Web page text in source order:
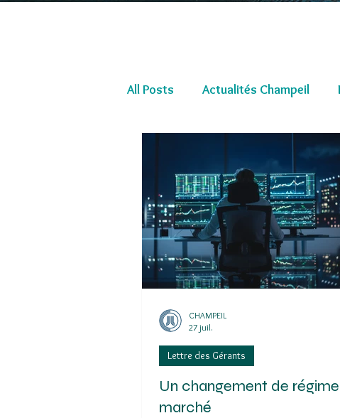
All Posts Actualités Champeil
Un changement de régime
marché
Lettre des Gérants
CHAMPEIL
27 juil.